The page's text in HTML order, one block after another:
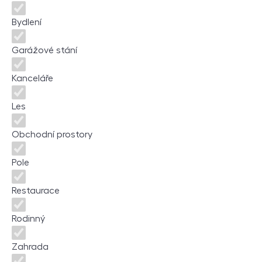
Bydlení
Garážové stání
Kanceláře
Les
Obchodní prostory
Pole
Restaurace
Rodinný
Zahrada